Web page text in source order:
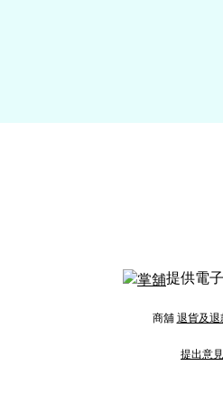
提供電
商舖 退貨及退
提出意見